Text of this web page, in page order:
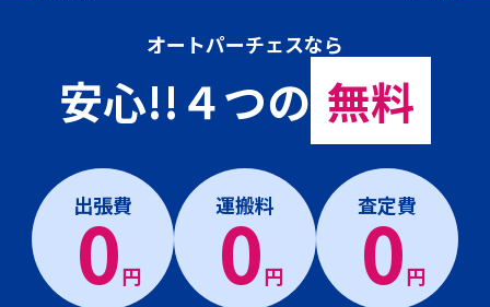
オートパーチェスなら
安心!!４つの 無料
出張費
0円
運搬料
0円
査定費
0円